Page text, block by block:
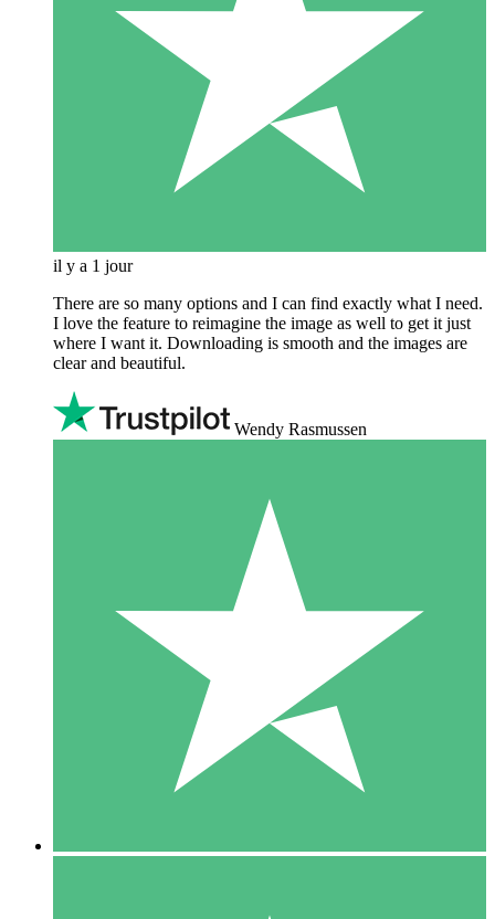
il y a 1 jour
There are so many options and I can find exactly what I need.
I love the feature to reimagine the image as well to get it just
where I want it. Downloading is smooth and the images are
clear and beautiful.
Wendy Rasmussen